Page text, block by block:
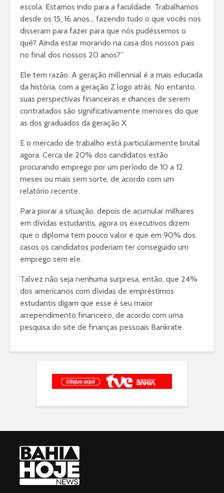
escola. Estamos indo para a faculdade. Trabalhamos
desde os 15, 16 anos… fazendo tudo o que vocês nos
disseram para fazer para que nós pudéssemos o
quê? Ainda estar morando na casa dos nossos pais
no final dos nossos 20 anos?”
Ele tem razão. A geração millennial é a mais educada
da história, com a geração Z logo atrás. No entanto,
suas perspectivas financeiras e chances de serem
contratados são significativamente menores do que
as dos graduados da geração X.
E o mercado de trabalho está particularmente brutal
agora. Cerca de 20% dos candidatos estão
procurando emprego por um período de 10 a 12
meses ou mais sem sorte, de acordo com um
relatório recente.
Para piorar a situação, depois de acumular milhares
em dívidas estudantis, agora os executivos dizem
que o diploma tem pouco valor e que em 90% dos
casos os candidatos poderiam ter conseguido um
emprego sem ele.
Talvez não seja nenhuma surpresa, então, que 24%
dos americanos com dívidas de empréstimos
estudantis digam que esse é seu maior
arrependimento financeiro, de acordo com uma
pesquisa do site de finanças pessoais Bankrate.